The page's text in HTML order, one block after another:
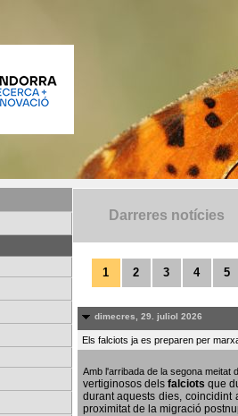
Darreres notícies
1 2 3 4 5
dimecres, 29. juliol 2026
Els falciots ja es preparen per
Amb l'arribada de la segona meitat
vertiginosos dels falciots que
durant aquests dies, coincidint
proximitat de la migració